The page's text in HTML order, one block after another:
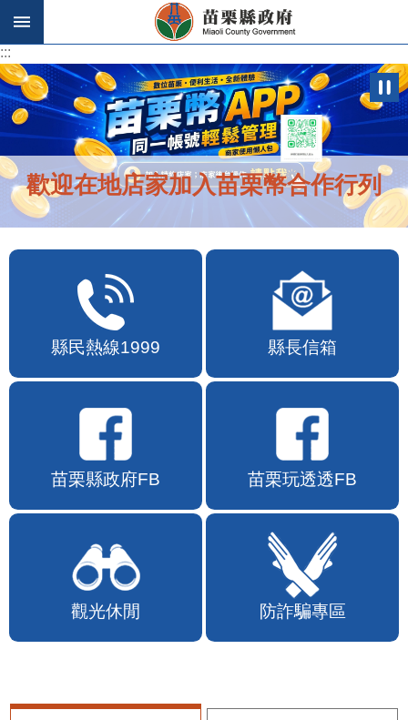
跳到主要內容區塊
:::
:::
歡迎在地店家加入苗栗幣合作行列
縣民熱線1999 縣長信箱
苗栗縣政府FB 苗栗玩透透FB
觀光休閒 防詐騙專區